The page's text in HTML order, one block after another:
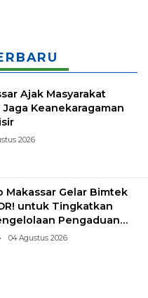
Ajak Masyarakat
Keanekaragaman
2026
Makassar Gelar Bimtek
untuk Tingkatkan
Pengaduan
04 Agustus 2026